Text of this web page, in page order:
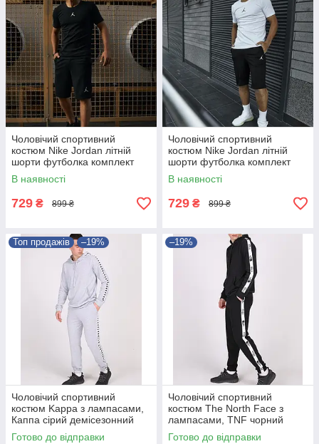
Чоловічий спортивний
костюм Nike Jordan літній
шорти футболка комплект
Найк Джордан
В наявності
729 ₴ 899 ₴
Чоловічий спортивний
костюм Nike Jordan літній
шорти футболка комплект
Найк Джордан
В наявності
729 ₴ 899 ₴
Топ продажів –19%
Чоловічий спортивний
костюм Kappa з лампасами,
Каппа сірий демісезонний
комплект
Готово до відправки
–19%
Чоловічий спортивний
костюм The North Face з
лампасами, TNF чорний
демісезонний комплект
Готово до відправки